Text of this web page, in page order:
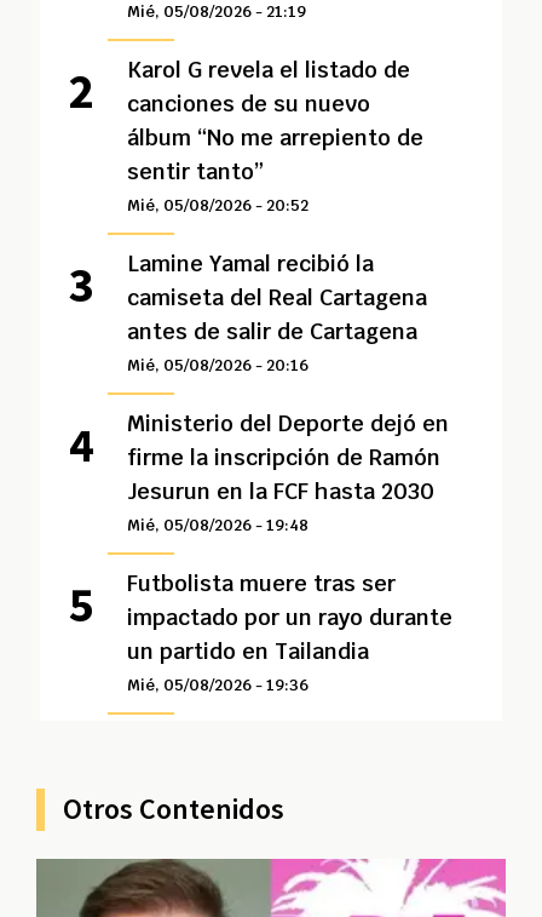
Mié, 05/08/2026 - 21:19
Karol G revela el listado de
canciones de su nuevo
álbum “No me arrepiento de
sentir tanto”
Mié, 05/08/2026 - 20:52
Lamine Yamal recibió la
camiseta del Real Cartagena
antes de salir de Cartagena
Mié, 05/08/2026 - 20:16
Ministerio del Deporte dejó en
firme la inscripción de Ramón
Jesurun en la FCF hasta 2030
Mié, 05/08/2026 - 19:48
Futbolista muere tras ser
impactado por un rayo durante
un partido en Tailandia
Mié, 05/08/2026 - 19:36
Otros Contenidos